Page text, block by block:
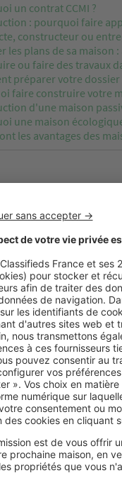
un contrat CCMI ?
: pourquoi faire
constructeur ou
les plans de sa maison
ou faire des travaux
préparer votre
faire construire votre
d'une maison
une maison
les avantages des
d'une
d’une maison
assuré,
d’ouvrage, à
dommages-ouvrage
les ouvrages
l’intérêt de souscrire
n'a pas de
travaux
formalités
signé : le chantier